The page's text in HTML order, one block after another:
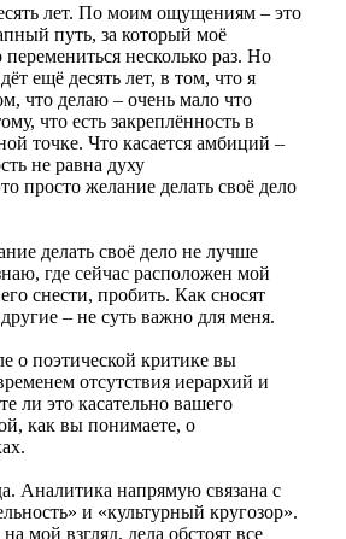
лет. По моим ощущениям – это
путь, за который моё
несколько раз. Но
ещё десять лет, в том, что я
что делаю – очень мало что
что есть закреплённость в
точке. Что касается амбиций –
не равна духу
просто желание делать своё дело
делать своё дело не лучше
где сейчас расположен мой
снести, пробить. Как сносят
– не суть важно для меня.
о поэтической критике вы
отсутствия иерархий и
ли это касательно вашего
как вы понимаете, о
Аналитика напрямую связана с
и «культурный кругозор».
мой взгляд, дела обстоят все